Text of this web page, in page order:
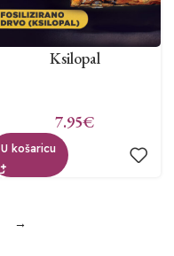
Ksilopal
7.95€
U košaricu
→